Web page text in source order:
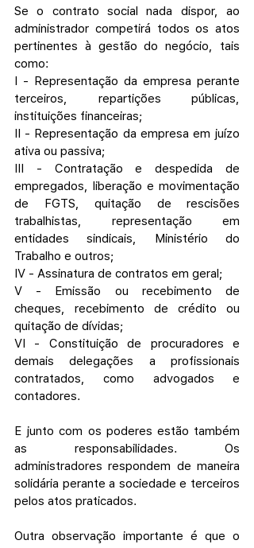
Se o contrato social nada dispor, ao
administrador competirá todos os atos
pertinentes à gestão do negócio, tais
como:
I - Representação da empresa perante
terceiros, repartições públicas,
instituições financeiras;
II - Representação da empresa em juízo
ativa ou passiva;
III - Contratação e despedida de
empregados, liberação e movimentação
de FGTS, quitação de rescisões
trabalhistas, representação em
entidades sindicais, Ministério do
Trabalho e outros;
IV - Assinatura de contratos em geral;
V - Emissão ou recebimento de
cheques, recebimento de crédito ou
quitação de dívidas;
VI - Constituição de procuradores e
demais delegações a profissionais
contratados, como advogados e
contadores.
E junto com os poderes estão também
as responsabilidades. Os
administradores respondem de maneira
solidária perante a sociedade e terceiros
pelos atos praticados.
Outra observação importante é que o